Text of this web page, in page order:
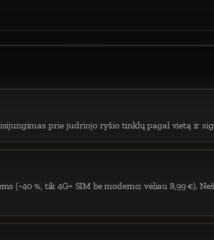
prie judriojo ryšio tinklų pagal vietą ir
%, tik 4G+ SIM be modemo; vėliau 8,99 €).